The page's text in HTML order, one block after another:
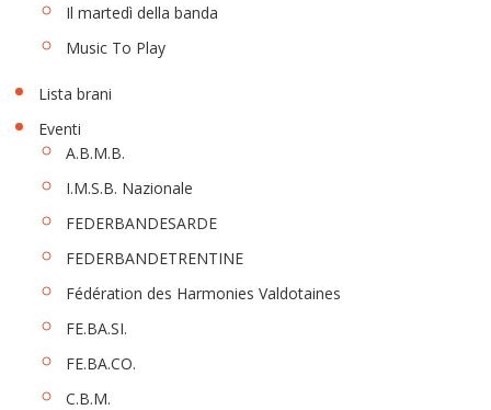
Il martedì della banda
Music To Play
Lista brani
Eventi
A.B.M.B.
I.M.S.B. Nazionale
FEDERBANDESARDE
FEDERBANDETRENTINE
Fédération des Harmonies Valdotaines
FE.BA.SI.
FE.BA.CO.
C.B.M.